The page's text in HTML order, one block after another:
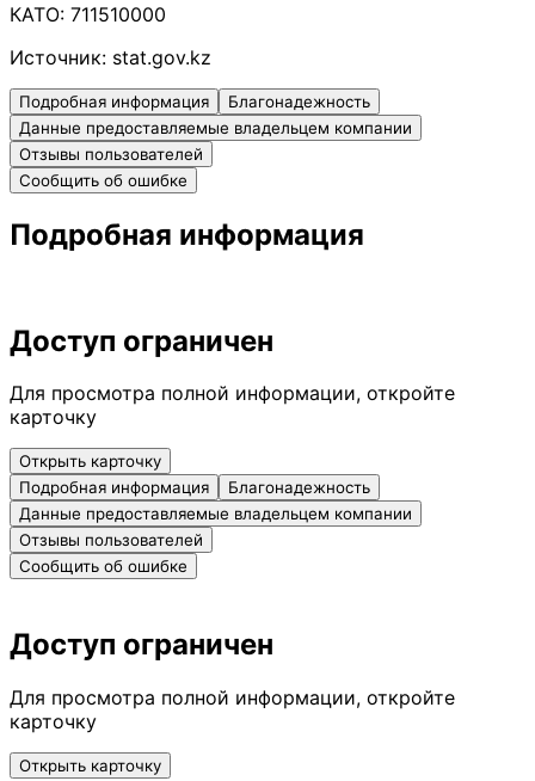
КАТО: 711510000
Источник: stat.gov.kz
Подробная информация
Благонадежность
Данные предоставляемые владельцем компании
Отзывы пользователей
Сообщить об ошибке
Подробная информация
Доступ ограничен
Для просмотра полной информации, откройте
карточку
Открыть карточку
Подробная информация
Благонадежность
Данные предоставляемые владельцем компании
Отзывы пользователей
Сообщить об ошибке
Доступ ограничен
Для просмотра полной информации, откройте
карточку
Открыть карточку